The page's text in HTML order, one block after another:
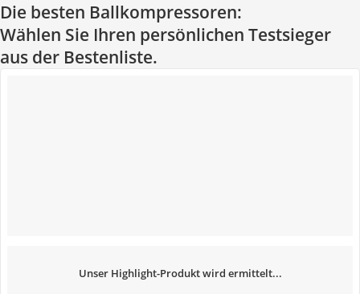
Die besten Ballkompressoren:
Wählen Sie Ihren persönlichen Testsieger
aus der Bestenliste.
Unser Highlight-Produkt wird ermittelt...